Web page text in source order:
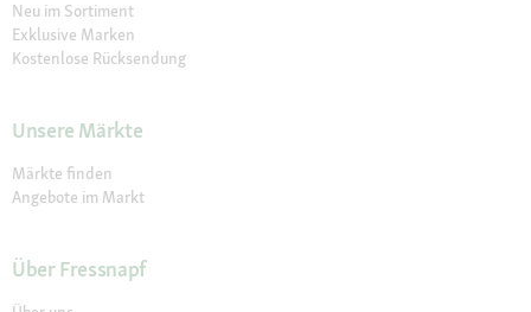
Neu im Sortiment
Exklusive Marken
Kostenlose Rücksendung
Unsere Märkte
Märkte finden
Angebote im Markt
Über Fressnapf